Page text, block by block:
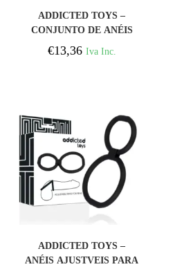
ADDICTED TOYS –
CONJUNTO DE ANÉIS
DE GALO 4 PEAS
€13,36 Iva Inc.
ADDICTED TOYS –
ANÉIS AJUSTVEIS PARA